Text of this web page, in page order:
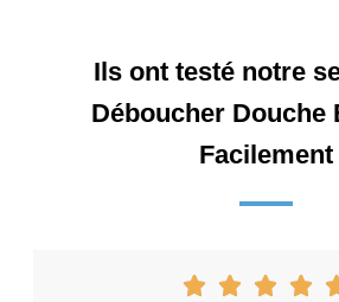
Ils ont testé notre
Déboucher Douche
Facilement